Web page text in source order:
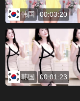
韩国 00:03:20
韩国 00:01:23